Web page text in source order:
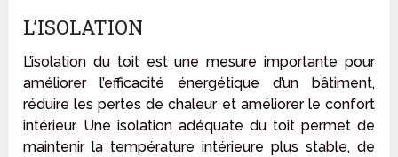
L’ISOLATION
L’isolation du toit est une mesure importante pour
améliorer l’efficacité énergétique d’un bâtiment,
réduire les pertes de chaleur et améliorer le confort
intérieur. Une isolation adéquate du toit permet de
maintenir la température intérieure plus stable, de